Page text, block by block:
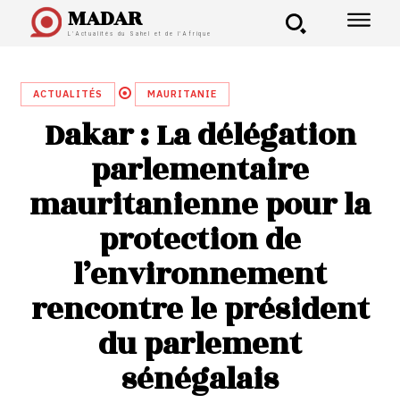
MADAR
L'Actualités du Sahel et de l'Afrique
ACTUALITÉS MAURITANIE
Dakar : La délégation
parlementaire
mauritanienne pour la
protection de
l’environnement
rencontre le président
du parlement
sénégalais